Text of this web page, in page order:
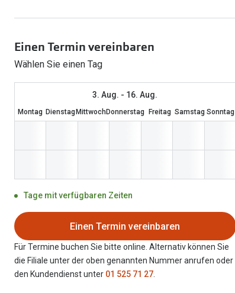
Entspiegelte Brillen ab €59
Brillen Sale
Sonnenbrillen Sale
Kontaktlinsen-Abo
Ray-Ban Meta ausprobieren
Einen Termin vereinbaren
Wählen Sie einen Tag
3. Aug. - 16. Aug.
Montag Dienstag MittwochDonnerstag Freitag Samstag Sonntag
Tage mit verfügbaren Zeiten
Einen Termin vereinbaren
Für Termine buchen Sie bitte online. Alternativ können Sie
die Filiale unter der oben genannten Nummer anrufen oder
den Kundendienst unter 01 525 71 27